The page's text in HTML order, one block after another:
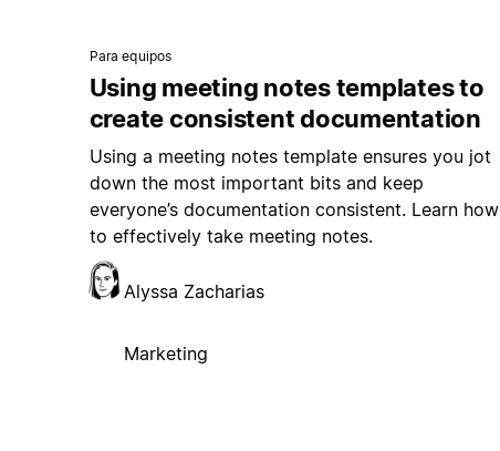
Para equipos
Using meeting notes templates to
create consistent documentation
Using a meeting notes template ensures you jot
down the most important bits and keep
everyone’s documentation consistent. Learn how
to effectively take meeting notes.
Alyssa Zacharias
Marketing